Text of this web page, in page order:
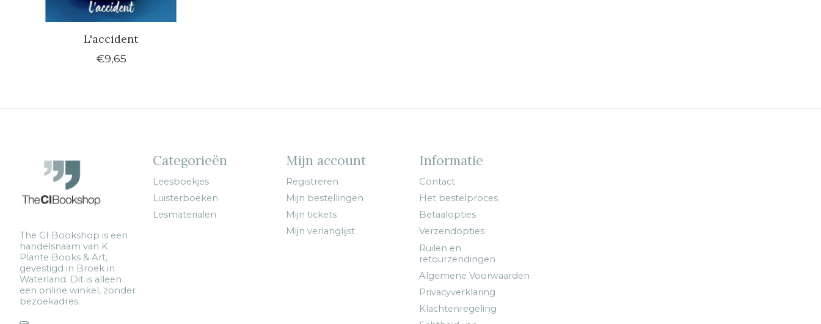
L'accident
€9,65
The CI Bookshop is een
handelsnaam van K
Plante Books & Art,
gevestigd in Broek in
Waterland. Dit is alleen
een online winkel, zonder
bezoekadres.
Categorieën
Leesboekjes
Luisterboeken
Lesmaterialen
Mijn account
Registreren
Mijn bestellingen
Mijn tickets
Mijn verlanglijst
Informatie
Contact
Het bestelproces
Betaalopties
Verzendopties
Ruilen en
retourzendingen
Algemene Voorwaarden
Privacyverklaring
Klachtenregeling